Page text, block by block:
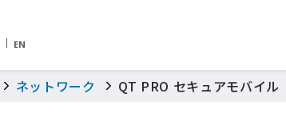
EN
ネットワーク QT PRO セキュアモバイル